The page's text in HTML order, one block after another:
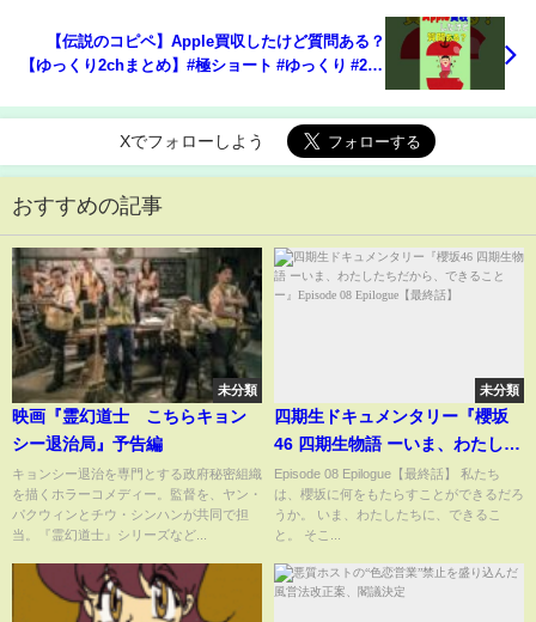
【伝説のコピペ】Apple買収したけど質問ある？
【ゆっくり2chまとめ】#極ショート #ゆっくり #2ch
Xでフォローしよう
おすすめの記事
未分類
映画『霊幻道士 こちらキョン
シー退治局』予告編
キョンシー退治を専門とする政府秘密組織
を描くホラーコメディー。監督を、ヤン・
パクウィンとチウ・シンハンが共同で担
当。『霊幻道士』シリーズなど...
未分類
四期生ドキュメンタリー『櫻坂
46 四期生物語 ーいま、わたした
ちだから、できることー』
Episode 08 Epilogue【最終
話】
Episode 08 Epilogue【最終話】 私たち
は、櫻坂に何をもたらすことができるだろ
うか。 いま、わたしたちに、できるこ
と。 そこ...